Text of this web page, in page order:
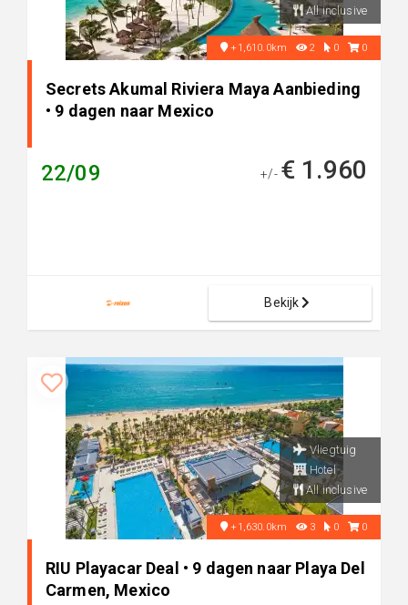
All inclusive
+1,610.0km 2 0 0
Secrets Akumal Riviera Maya Aanbieding
• 9 dagen naar Mexico
22/09 +/- € 1.960
Bekijk
Vliegtuig
Hotel
All inclusive
+1,630.0km 3 0 0
RIU Playacar Deal • 9 dagen naar Playa Del
Carmen, Mexico